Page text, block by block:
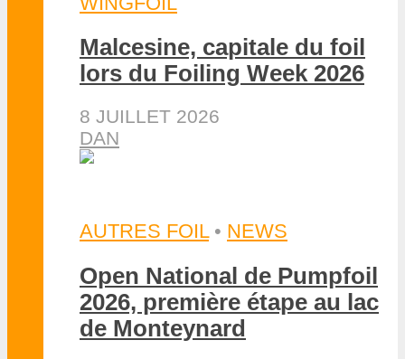
Malcesine, capitale du foil
lors du Foiling Week 2026
8 JUILLET 2026
DAN
AUTRES FOIL • NEWS
Open National de Pumpfoil
2026, première étape au lac
de Monteynard